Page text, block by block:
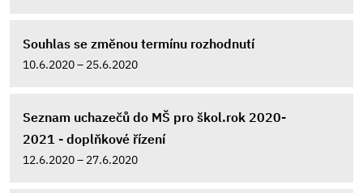
Souhlas se změnou termínu rozhodnutí
10.6.2020 – 25.6.2020
Seznam uchazečů do MŠ pro škol.rok 2020-
2021 - doplňkové řízení
12.6.2020 – 27.6.2020